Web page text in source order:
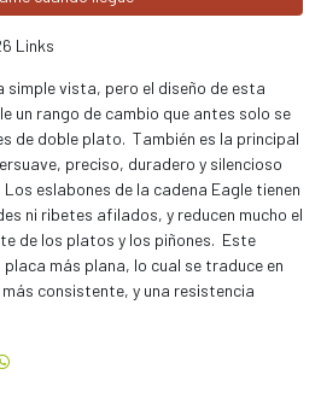
Links
simple vista, pero el diseño de esta
un rango de cambio que antes solo se
de doble plato. También es la principal
preciso, duradero y silencioso
eslabones de la cadena Eagle tienen
ni ribetes afilados, y reducen mucho el
de los platos y los piñones. Este
más plana, lo cual se traduce en
consistente, y una resistencia